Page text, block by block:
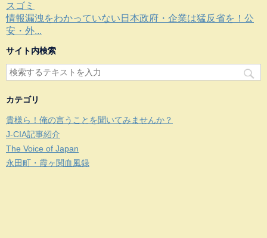
スゴミ
情報漏洩をわかっていない日本政府・企業は猛反省を！公
安・外...
サイト内検索
カテゴリ
貴様ら！俺の言うことを聞いてみませんか？
J-CIA記事紹介
The Voice of Japan
永田町・霞ヶ関血風録